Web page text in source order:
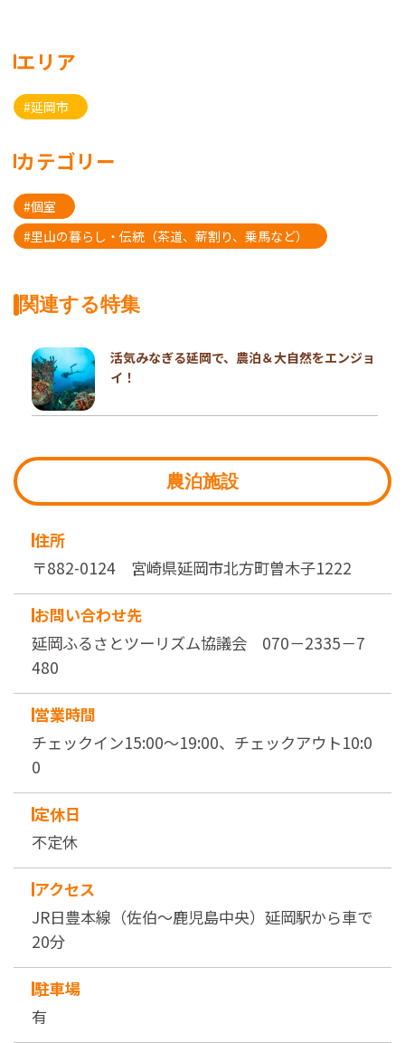
エリア
#延岡市
カテゴリー
#個室
#里山の暮らし・伝統（茶道、薪割り、乗馬など）
関連する特集
活気みなぎる延岡で、農泊＆大自然をエンジョ
イ！
農泊施設
住所
〒882-0124 宮崎県延岡市北方町曽木子1222
お問い合わせ先
延岡ふるさとツーリズム協議会 070－2335－7
480
営業時間
チェックイン15:00～19:00、チェックアウト10:0
0
定休日
不定休
アクセス
JR日豊本線（佐伯～鹿児島中央）延岡駅から車で
20分
駐車場
有